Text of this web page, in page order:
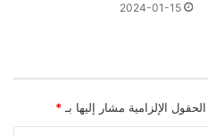
2024-01-15
الحقول الإلزامية مشار إليها بـ *